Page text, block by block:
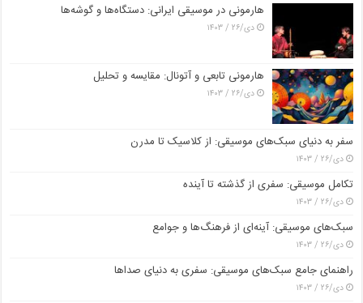
هارمونی در موسیقی ایرانی: دستگاه‌ها و گوشه‌ها
دی/۲۶ / ۱۴۰۳
هارمونی تابعی و آتونال: مقایسه و تحلیل
دی/۲۶ / ۱۴۰۳
سفر به دنیای سبک‌های موسیقی: از کلاسیک تا مدرن
دی/۲۶ / ۱۴۰۳
تکامل موسیقی: سفری از گذشته تا آینده
دی/۲۶ / ۱۴۰۳
سبک‌های موسیقی: آینه‌ای از فرهنگ‌ها و جوامع
دی/۲۶ / ۱۴۰۳
راهنمای جامع سبک‌های موسیقی: سفری به دنیای صداها
دی/۲۶ / ۱۴۰۳